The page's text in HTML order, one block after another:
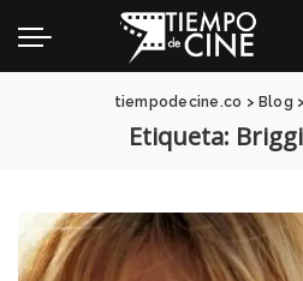
tiempodecine.co > Blog >
Etiqueta: